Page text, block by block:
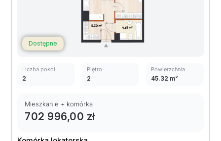
Dostępne
Liczba pokoi
2
Piętro
2
Powierzchnia
45.32 m²
Mieszkanie + komórka
702 996,00 zł